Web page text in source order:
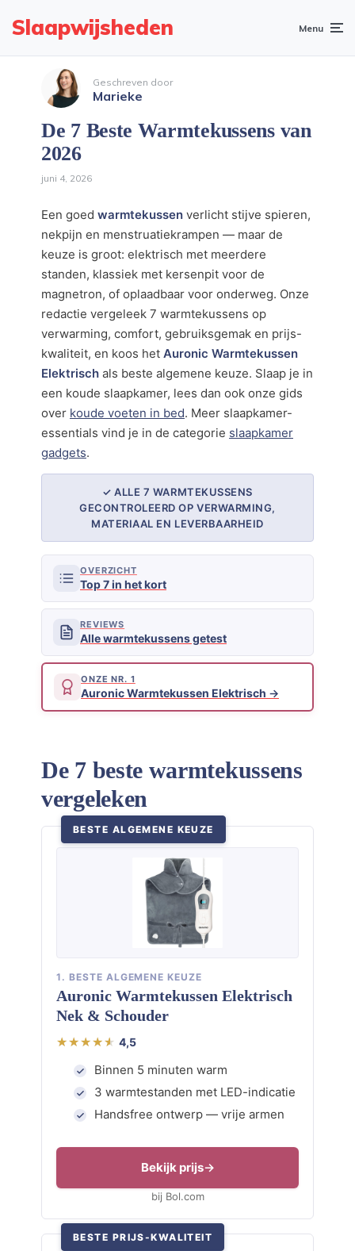
Slaapwijsheden Menu
Geschreven door
Marieke
De 7 Beste Warmtekussens van
2026
juni 4, 2026
Een goed warmtekussen verlicht stijve spieren,
nekpijn en menstruatiekrampen — maar de
keuze is groot: elektrisch met meerdere
standen, klassiek met kersenpit voor de
magnetron, of oplaadbaar voor onderweg. Onze
redactie vergeleek 7 warmtekussens op
verwarming, comfort, gebruiksgemak en prijs-
kwaliteit, en koos het Auronic Warmtekussen
Elektrisch als beste algemene keuze. Slaap je in
een koude slaapkamer, lees dan ook onze gids
over koude voeten in bed. Meer slaapkamer-
essentials vind je in de categorie slaapkamer
gadgets.
✓ ALLE 7 WARMTEKUSSENS
GECONTROLEERD OP VERWARMING,
MATERIAAL EN LEVERBAARHEID
OVERZICHT
Top 7 in het kort
REVIEWS
Alle warmtekussens getest
ONZE NR. 1
Auronic Warmtekussen Elektrisch
De 7 beste warmtekussens
vergeleken
BESTE ALGEMENE KEUZE
1. BESTE ALGEMENE KEUZE
Auronic Warmtekussen Elektrisch
Nek & Schouder
4,5
Binnen 5 minuten warm
3 warmtestanden met LED-indicatie
Handsfree ontwerp — vrije armen
Bekijk prijs
bij Bol.com
BESTE PRIJS-KWALITEIT